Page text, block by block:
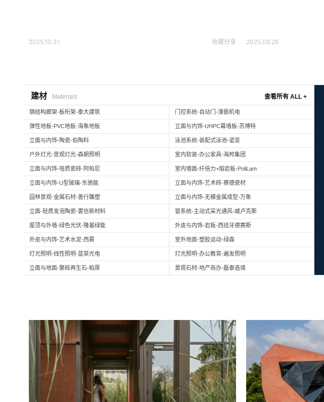
2025.10.31 收藏分享 2025.08.26
建材 Materials 查看所有 ALL +
钢结构廊架-板桁架-泰大建筑 门控系统-自动门-濠振机电
弹性地板-PVC地板-海象地板 立面与内饰-UHPC幕墙板-苏博特
立面与内饰-陶瓷-伯陶科 泳池系统-装配式泳池-诺亚
户外灯光-景观灯光-森朝照明 室内软装-办公家具-海邦集团
立面与内饰-哑质瓷砖-阿帕尼 室内墙面-纤倍力+熔岩板-PoliLam
立面与内饰-U型玻璃-东驰能 立面与内饰-艺术砖-赛德瓷材
园林景观-金属石材-善行雕塑 立面与内饰-无模金属成型-万象
立面-轻质发泡陶瓷-置信新材料 窗系统-主动式采光通风-威卢克斯
屋顶与外墙-绿色光伏-隆基绿能 外皮与内饰-岩板-西班牙德赛斯
外皮与内饰-艺术水泥-西慕 室外地面-塑胶运动-绿森
灯光照明-线性照明-蓝菲光电 灯光照明-办公教育-遍发照明
立面与地面-聚砾再生石-柏厚 景观石材-地产商办-磊泰造境